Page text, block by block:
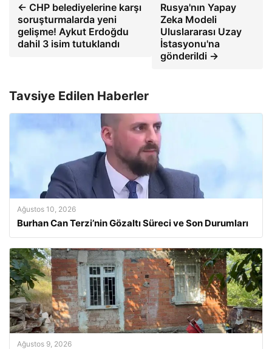
← CHP belediyelerine karşı
soruşturmalarda yeni
gelişme! Aykut Erdoğdu
dahil 3 isim tutuklandı
Rusya'nın Yapay
Zeka Modeli
Uluslararası Uzay
İstasyonu'na
gönderildi →
Tavsiye Edilen Haberler
Ağustos 10, 2026
Burhan Can Terzi’nin Gözaltı Süreci ve Son Durumları
Ağustos 9, 2026